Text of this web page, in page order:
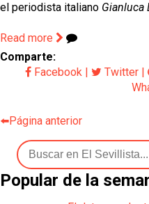
el periodista italiano Gianluca
Read more
Comparte:
Facebook
Twitter
⬅️Página anterior
Popular de la